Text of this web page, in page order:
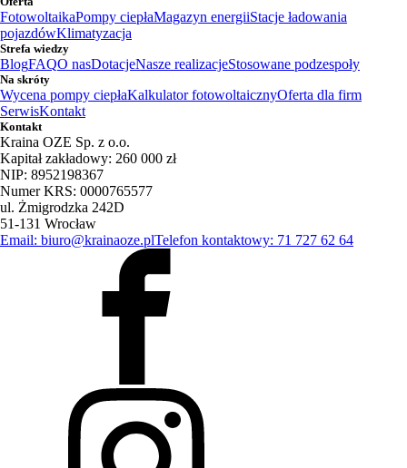
FotowoltaikaPompy ciepłaMagazyn energiiStacje ładowania
pojazdówKlimatyzacja
Strefa wiedzy
BlogFAQO nasDotacjeNasze realizacjeStosowane podzespoły
Na skróty
Wycena pompy ciepłaKalkulator fotowoltaicznyOferta dla firm
SerwisKontakt
Kontakt
Kraina OZE Sp. z o.o.
Kapitał zakładowy: 260 000 zł
NIP: 8952198367
Numer KRS: 0000765577
ul. Żmigrodzka 242D
51-131 Wrocław
Email: biuro@krainaoze.plTelefon kontaktowy: 71 727 62 64